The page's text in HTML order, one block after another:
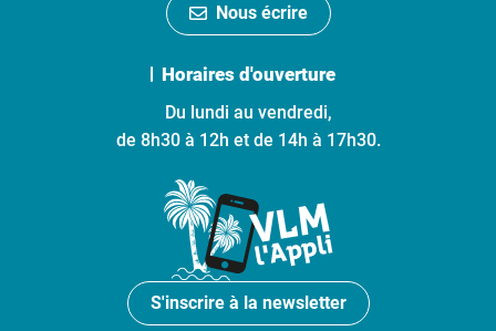
Nous écrire
Horaires d'ouverture
Du lundi au vendredi,
de 8h30 à 12h et de 14h à 17h30.
S'inscrire à la newsletter